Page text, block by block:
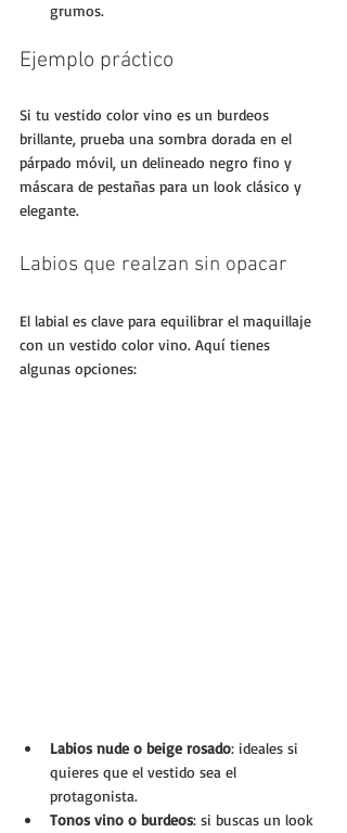
grumos.
Ejemplo práctico
Si tu vestido color vino es un burdeos
brillante, prueba una sombra dorada en el
párpado móvil, un delineado negro fino y
máscara de pestañas para un look clásico y
elegante.
Labios que realzan sin opacar
El labial es clave para equilibrar el maquillaje
con un vestido color vino. Aquí tienes
algunas opciones:
Labios nude o beige rosado: ideales si
quieres que el vestido sea el
protagonista.
Tonos vino o burdeos: si buscas un look